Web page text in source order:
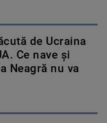
de Ucraina
Ce nave şi
Neagră nu va